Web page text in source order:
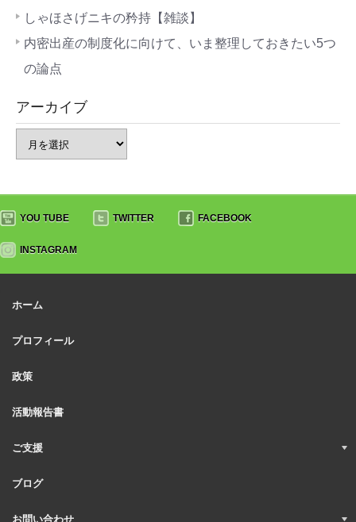
しゃほさげニキの矜持【雑談】
内密出産の制度化に向けて、いま整理しておきたい5つ
の論点
アーカイブ
YOU TUBE TWITTER FACEBOOK
INSTAGRAM
ホーム
プロフィール
政策
活動報告書
ご支援
ブログ
お問い合わせ